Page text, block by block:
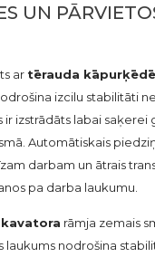
UN
ar tērauda
izcilu stabilitāti
izstrādāts labai saķerei
Automātiskais
darbam un ātrais
pa darba laukumu.
rāmja zemais
laukums nodrošina